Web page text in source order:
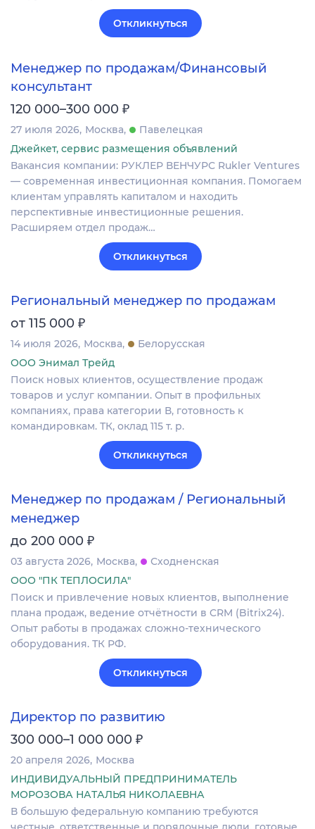
Откликнуться
Менеджер по продажам/Финансовый
консультант
120 000–300 000 ₽
27 июля 2026 Москва
Павелецкая
Джейкет, сервис размещения объявлений
Вакансия компании: РУКЛЕР ВЕНЧУРС Rukler Ventures
— современная инвестиционная компания. Помогаем
клиентам управлять капиталом и находить
перспективные инвестиционные решения.
Расширяем отдел продаж…
Откликнуться
Региональный менеджер по продажам
от 115 000 ₽
14 июля 2026 Москва
Белорусская
ООО Энимал Трейд
Поиск новых клиентов, осуществление продаж
товаров и услуг компании. Опыт в профильных
компаниях, права категории В, готовность к
командировкам. ТК, оклад 115 т. р.
Откликнуться
Менеджер по продажам / Региональный
менеджер
до 200 000 ₽
03 августа 2026 Москва
Сходненская
ООО "ПК ТЕПЛОСИЛА"
Поиск и привлечение новых клиентов, выполнение
плана продаж, ведение отчётности в CRM (Bitrix24).
Опыт работы в продажах сложно-технического
оборудования. ТК РФ.
Откликнуться
Директор по развитию
300 000–1 000 000 ₽
20 апреля 2026 Москва
ИНДИВИДУАЛЬНЫЙ ПРЕДПРИНИМАТЕЛЬ
МОРОЗОВА НАТАЛЬЯ НИКОЛАЕВНА
В большую федеральную компанию требуются